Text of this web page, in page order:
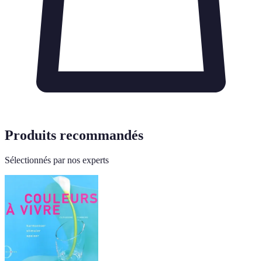
Produits recommandés
Sélectionnés par nos experts